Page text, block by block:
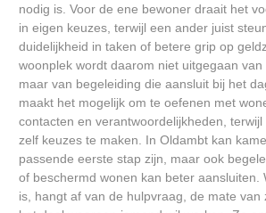
nodig is. Voor de ene bewoner draait het
in eigen keuzes, terwijl een ander juist
duidelijkheid in taken of betere grip op
woonplek wordt daarom niet uitgegaan van
maar van begeleiding die aansluit bij het
maakt het mogelijk om te oefenen met
contacten en verantwoordelijkheden,
zelf keuzes te maken. In Oldambt kan
passende eerste stap zijn, maar ook
of beschermd wonen kan beter aansluiten.
is, hangt af van de hulpvraag, de mate van